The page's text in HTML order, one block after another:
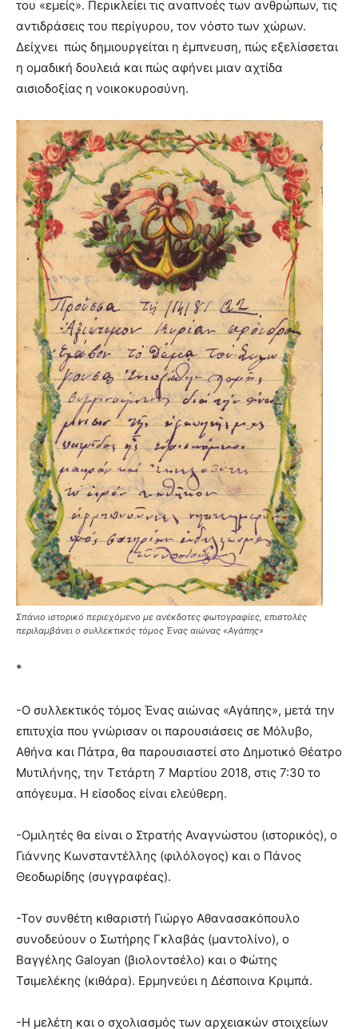
του «εμείς». Περικλείει τις αναπνοές των ανθρώπων, τις
αντιδράσεις του περίγυρου, τον νόστο των χώρων.
Δείχνει πώς δημιουργείται η έμπνευση, πώς εξελίσσεται
η ομαδική δουλειά και πώς αφήνει μιαν αχτίδα
αισιοδοξίας η νοικοκυροσύνη.
Σπάνιο ιστορικό περιεχόμενο με ανέκδοτες φωτογραφίες, επιστολές
περιλαμβάνει ο συλλεκτικός τόμος Ένας αιώνας «Αγάπης»
*
-Ο συλλεκτικός τόμος Ένας αιώνας «Αγάπης», μετά την
επιτυχία που γνώρισαν οι παρουσιάσεις σε Μόλυβο,
Αθήνα και Πάτρα, θα παρουσιαστεί στο Δημοτικό Θέατρο
Μυτιλήνης, την Τετάρτη 7 Μαρτίου 2018, στις 7:30 το
απόγευμα. Η είσοδος είναι ελεύθερη.
-Ομιλητές θα είναι ο Στρατής Αναγνώστου (ιστορικός), ο
Γιάννης Κωνσταντέλλης (φιλόλογος) και ο Πάνος
Θεοδωρίδης (συγγραφέας).
-Τον συνθέτη κιθαριστή Γιώργο Αθανασακόπουλο
συνοδεύουν ο Σωτήρης Γκλαβάς (μαντολίνο), ο
Βαγγέλης Galoyan (βιολοντσέλο) και ο Φώτης
Τσιμελέκης (κιθάρα). Ερμηνεύει η Δέσποινα Κριμπά.
-Η μελέτη και ο σχολιασμός των αρχειακών στοιχείων